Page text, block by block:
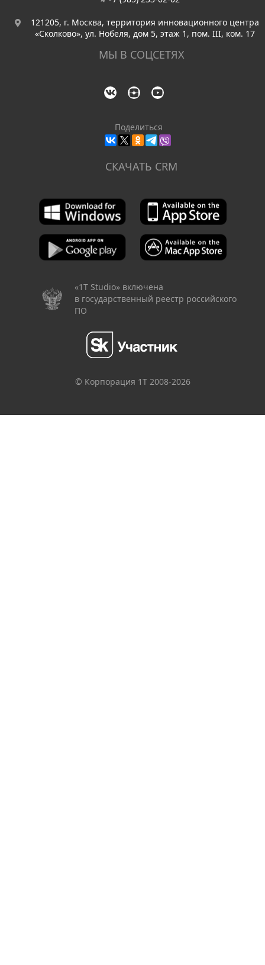
121205, г. Москва, территория инновационного центра
«Сколково», ул. Нобеля, дом 5, этаж 1, пом. III, ком. 17
МЫ В СОЦСЕТЯХ
Поделиться
СКАЧАТЬ CRM
«1Т Studio» включена
в государственный реестр российского
ПО
© Корпорация 1Т 2008-2026